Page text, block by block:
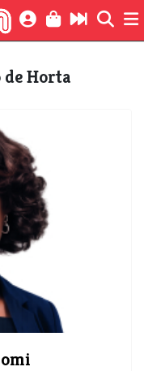
de Horta